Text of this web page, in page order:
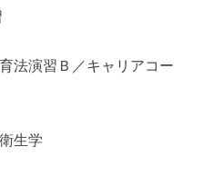
法演習Ｂ／キャリアコー
生学